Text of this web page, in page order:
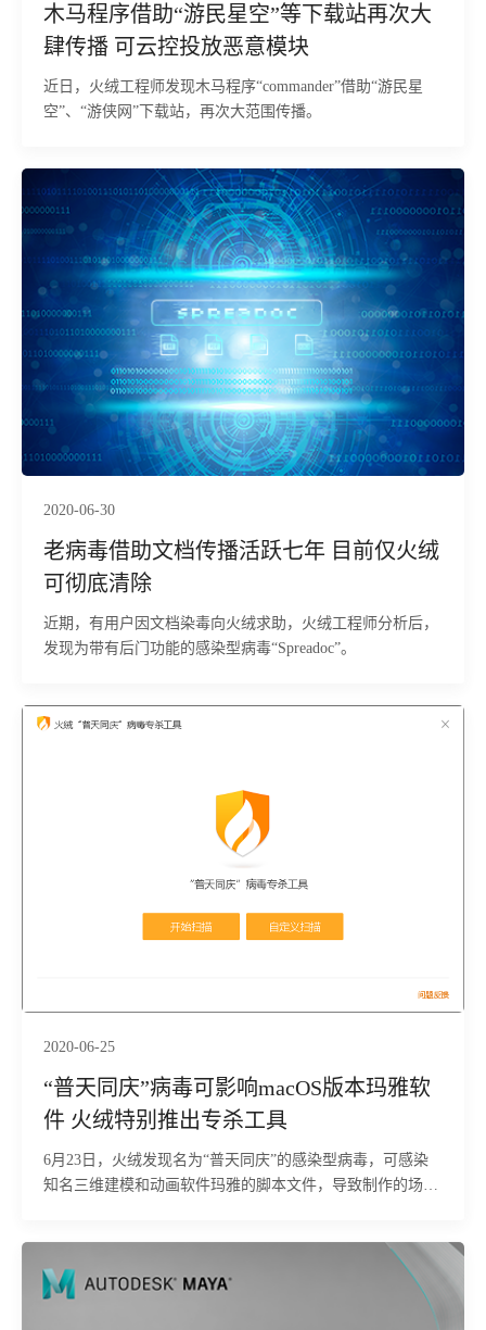
木马程序借助“游民星空”等下载站再次大
肆传播 可云控投放恶意模块
近日，火绒工程师发现木马程序“commander”借助“游民星
空”、“游侠网”下载站，再次大范围传播。
2020-06-30
老病毒借助文档传播活跃七年 目前仅火绒
可彻底清除
近期，有用户因文档染毒向火绒求助，火绒工程师分析后，
发现为带有后门功能的感染型病毒“Spreadoc”。
2020-06-25
“普天同庆”病毒可影响macOS版本玛雅软
件 火绒特别推出专杀工具
6月23日，火绒发现名为“普天同庆”的感染型病毒，可感染
知名三维建模和动画软件玛雅的脚本文件，导致制作的场景